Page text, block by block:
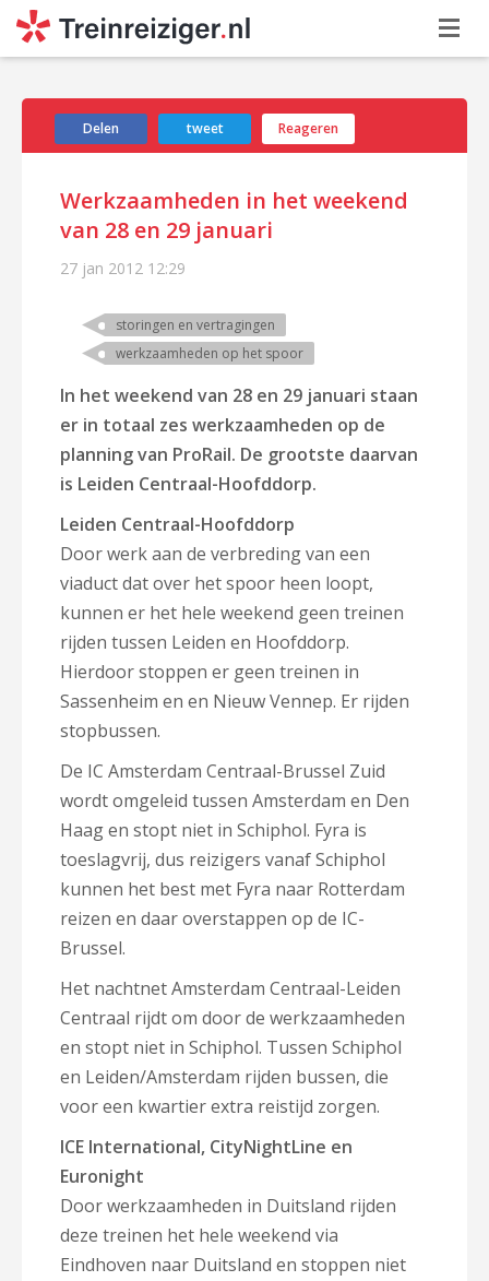
Delen tweet Reageren
Werkzaamheden in het weekend
van 28 en 29 januari
27 jan 2012 12:29
storingen en vertragingen
werkzaamheden op het spoor
In het weekend van 28 en 29 januari staan
er in totaal zes werkzaamheden op de
planning van ProRail. De grootste daarvan
is Leiden Centraal-Hoofddorp.
Leiden Centraal-Hoofddorp
Door werk aan de verbreding van een
viaduct dat over het spoor heen loopt,
kunnen er het hele weekend geen treinen
rijden tussen Leiden en Hoofddorp.
Hierdoor stoppen er geen treinen in
Sassenheim en en Nieuw Vennep. Er rijden
stopbussen.
De IC Amsterdam Centraal-Brussel Zuid
wordt omgeleid tussen Amsterdam en Den
Haag en stopt niet in Schiphol. Fyra is
toeslagvrij, dus reizigers vanaf Schiphol
kunnen het best met Fyra naar Rotterdam
reizen en daar overstappen op de IC-
Brussel.
Het nachtnet Amsterdam Centraal-Leiden
Centraal rijdt om door de werkzaamheden
en stopt niet in Schiphol. Tussen Schiphol
en Leiden/Amsterdam rijden bussen, die
voor een kwartier extra reistijd zorgen.
ICE International, CityNightLine en
Euronight
Door werkzaamheden in Duitsland rijden
deze treinen het hele weekend via
Eindhoven naar Duitsland en stoppen niet